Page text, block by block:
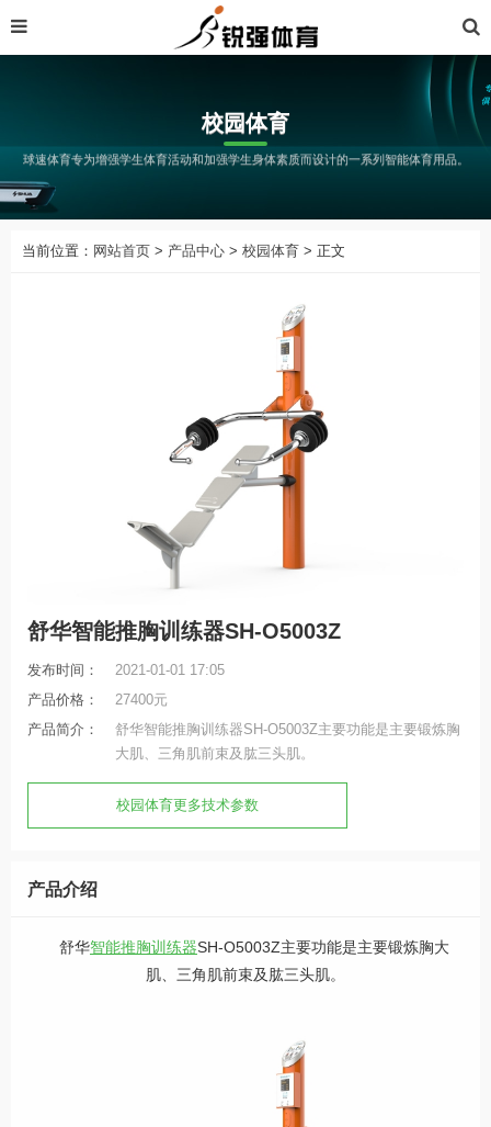
校园体育
球速体育专为增强学生体育活动和加强学生身体素质而设计的一系列智能体育用品。
当前位置： 网站首页 > 产品中心 > 校园体育 > 正文
舒华智能推胸训练器SH-O5003Z
发布时间：
2021-01-01 17:05
产品价格：
27400元
产品简介：
舒华智能推胸训练器SH-O5003Z主要功能是主要锻炼胸
大肌、三角肌前束及肱三头肌。
校园体育更多技术参数
产品介绍
舒华智能推胸训练器SH-O5003Z主要功能是主要锻炼胸大
肌、三角肌前束及肱三头肌。